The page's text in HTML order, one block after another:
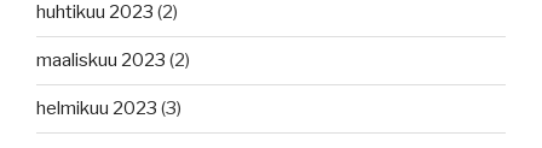
huhtikuu 2023 (2)
maaliskuu 2023 (2)
helmikuu 2023 (3)